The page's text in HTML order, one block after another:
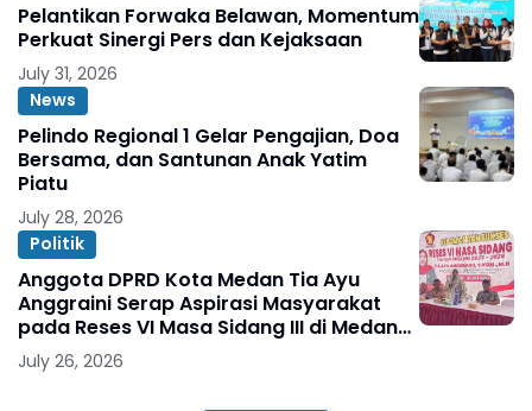
Pelantikan Forwaka Belawan, Momentum
Perkuat Sinergi Pers dan Kejaksaan
July 31, 2026
News
Pelindo Regional 1 Gelar Pengajian, Doa
Bersama, dan Santunan Anak Yatim
Piatu
July 28, 2026
Politik
Anggota DPRD Kota Medan Tia Ayu
Anggraini Serap Aspirasi Masyarakat
pada Reses VI Masa Sidang III di Medan
Marelan
July 26, 2026